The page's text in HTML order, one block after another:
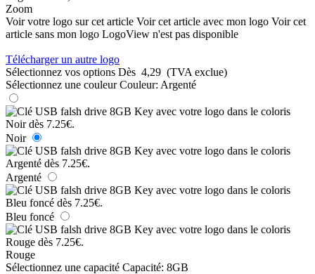
Zoom
Voir votre logo sur cet article Voir cet article avec mon logo Voir cet
article sans mon logo LogoView n'est pas disponible
Télécharger un autre logo
Sélectionnez vos options Dès 4,29 (TVA exclue)
Sélectionnez une couleur Couleur: Argenté
Noir
Argenté
Bleu foncé
Rouge
Sélectionnez une capacité Capacité: 8GB